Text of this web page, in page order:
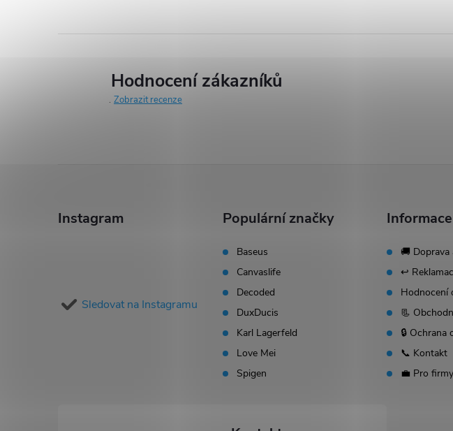
Hodnocení zákazníků
Zobrazit recenze
Instagram
Sledovat na Instagramu
Populární značky
Baseus
Canvaslife
Decoded
DuxDucis
Karl Lagerfeld
Love Mei
Spigen
🚚 Doprava
↩️
Hodnocení
📃
🔒 Ochrana
📞 Kontakt
💼 Pro firmy